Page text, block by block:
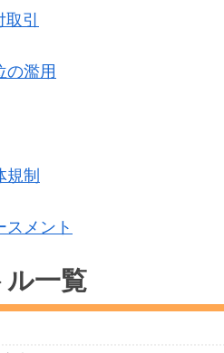
引
の濫用
規制
スメント
一覧